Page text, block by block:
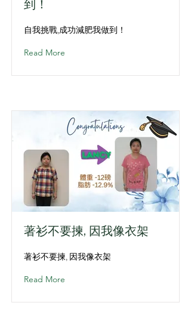
到！
自我挑戰,成功減肥我做到！
Read More
著衫不要揀, 因我像衣架
著衫不要揀, 因我像衣架
Read More